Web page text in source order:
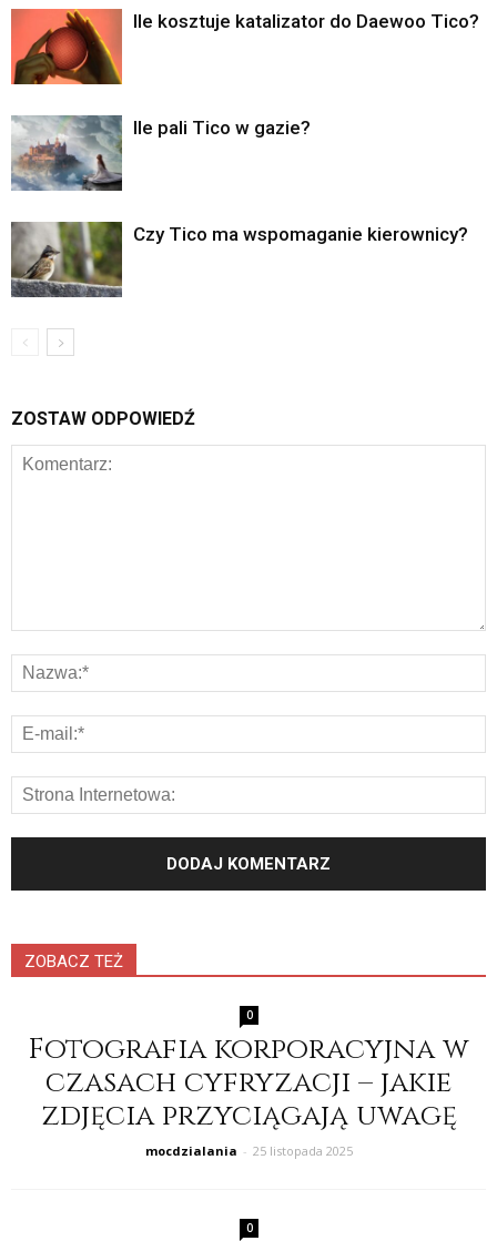
Ile kosztuje katalizator do Daewoo Tico?
Ile pali Tico w gazie?
Czy Tico ma wspomaganie kierownicy?
ZOSTAW ODPOWIEDŹ
ZOBACZ TEŻ
0
Fotografia korporacyjna w
czasach cyfryzacji – jakie
zdjęcia przyciągają uwagę
mocdzialania - 25 listopada 2025
0